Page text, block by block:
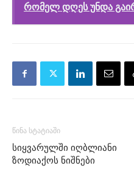
რომელ დღეს უნდა
წინა სტატიაში
სიყვარულში იღბლიანი
ზოდიაქოს ნიშნები